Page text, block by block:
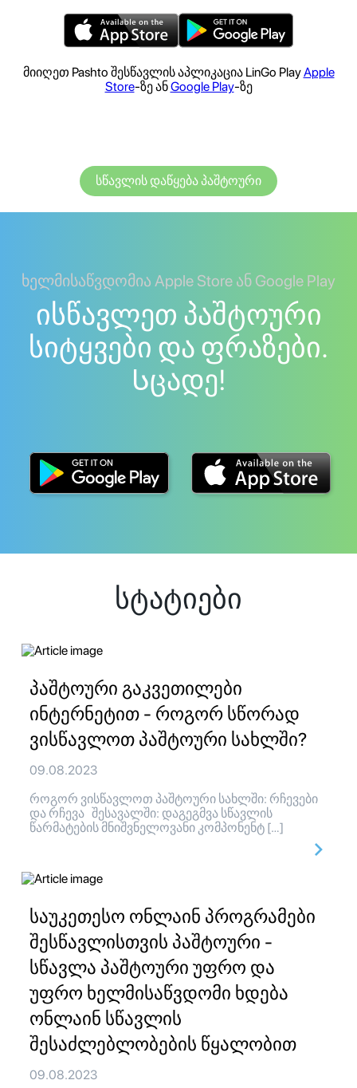
მიიღეთ Pashto შესწავლის აპლიკაცია LinGo PlayApple
Store-ზე ანGoogle Play-ზე
სწავლის დაწყება პაშტოური
ხელმისაწვდომია Apple Store ან Google Play
ისწავლეთ პაშტოური
სიტყვები და ფრაზები.
Სცადე!
სტატიები
პაშტოური გაკვეთილები
ინტერნეტით - როგორ სწორად
ვისწავლოთ პაშტოური სახლში?
09.08.2023
როგორ ვისწავლოთ პაშტოური სახლში: რჩევები
და რჩევა შესავალში: დაგეგმვა სწავლის
წარმატების მნიშვნელოვანი კომპონენტ […]
საუკეთესო ონლაინ პროგრამები
შესწავლისთვის პაშტოური -
სწავლა პაშტოური უფრო და
უფრო ხელმისაწვდომი ხდება
ონლაინ სწავლის
შესაძლებლობების წყალობით
09.08.2023